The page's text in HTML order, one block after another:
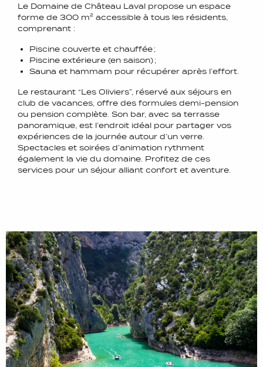
Le Domaine de Château Laval propose un espace
forme de 300 m² accessible à tous les résidents,
comprenant :
Piscine couverte et chauffée ;
Piscine extérieure (en saison) ;
Sauna et hammam pour récupérer après l’effort.
Le restaurant “Les Oliviers”, réservé aux séjours en
club de vacances, offre des formules demi-pension
ou pension complète. Son bar, avec sa terrasse
panoramique, est l’endroit idéal pour partager vos
expériences de la journée autour d’un verre.
Spectacles et soirées d’animation rythment
également la vie du domaine. Profitez de ces
services pour un séjour alliant confort et aventure.